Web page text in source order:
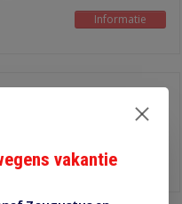
Informatie
€0,70
Informatie
vakantie